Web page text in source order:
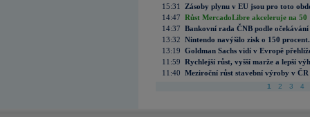
15:31
Zásoby plynu v EU jsou pro toto
14:47 Růst MercadoLibre akceleruje na
14:37 Bankovní rada ČNB podle
13:32 Nintendo navýšilo zisk o 150
13:19 Goldman Sachs vidí v Evropě
11:59 Rychlejší růst, vyšší marže a lepší
11:40 Meziroční růst stavební výroby v
1 2 3 4